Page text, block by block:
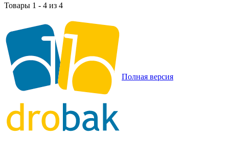
Товары 1 - 4 из 4
Полная версия